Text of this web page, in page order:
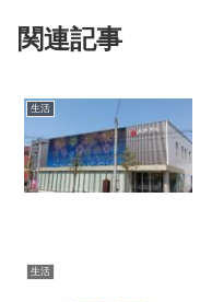
関連記事
生活
生活